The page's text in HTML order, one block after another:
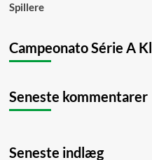
Spillere
Campeonato Série A
Seneste kommentarer
Seneste indlæg